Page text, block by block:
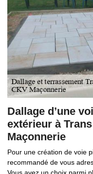
Dallage d’une
extérieur à
Maçonnerie
Pour une création de voie
recommandé de vous